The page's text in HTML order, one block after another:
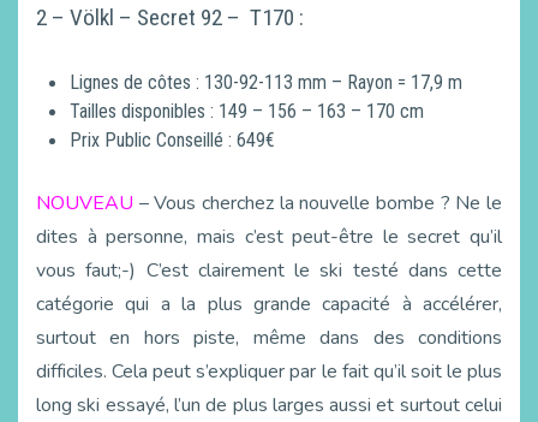
2 – Völkl – Secret 92 – T170 :
Lignes de côtes : 130-92-113 mm – Rayon = 17,9 m
Tailles disponibles : 149 – 156 – 163 – 170 cm
Prix Public Conseillé : 649€
NOUVEAU – Vous cherchez la nouvelle bombe ? Ne le
dites à personne, mais c’est peut-être le secret qu’il
vous faut;-) C’est clairement le ski testé dans cette
catégorie qui a la plus grande capacité à accélérer,
surtout en hors piste, même dans des conditions
difficiles. Cela peut s’expliquer par le fait qu’il soit le plus
long ski essayé, l’un de plus larges aussi et surtout celui